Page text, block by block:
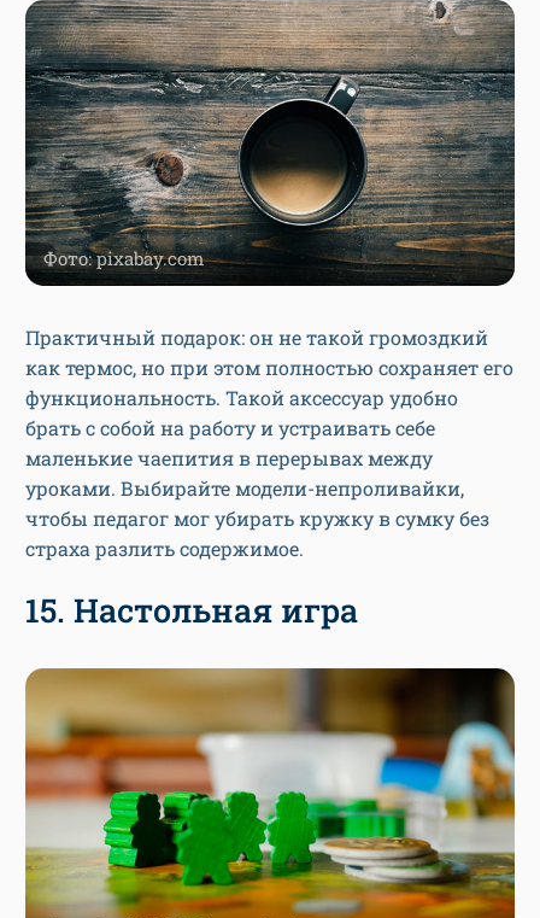
Фото: pixabay.com
Практичный подарок: он не такой громоздкий
как термос, но при этом полностью сохраняет его
функциональность. Такой аксессуар удобно
брать с собой на работу и устраивать себе
маленькие чаепития в перерывах между
уроками. Выбирайте модели-непроливайки,
чтобы педагог мог убирать кружку в сумку без
страха разлить содержимое.
15. Настольная игра